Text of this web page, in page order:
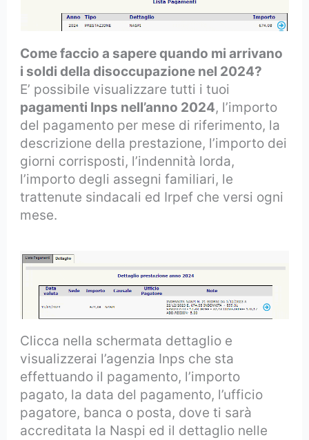
Come faccio a sapere quando mi arrivano
i soldi della disoccupazione nel 2024?
E’ possibile visualizzare tutti i tuoi
pagamenti Inps nell’anno 2024, l’importo
del pagamento per mese di riferimento, la
descrizione della prestazione, l’importo dei
giorni corrisposti, l’indennità lorda,
l’importo degli assegni familiari, le
trattenute sindacali ed Irpef che versi ogni
mese.
Clicca nella schermata dettaglio e
visualizzerai l’agenzia Inps che sta
effettuando il pagamento, l’importo
pagato, la data del pagamento, l’ufficio
pagatore, banca o posta, dove ti sarà
accreditata la Naspi ed il dettaglio nelle